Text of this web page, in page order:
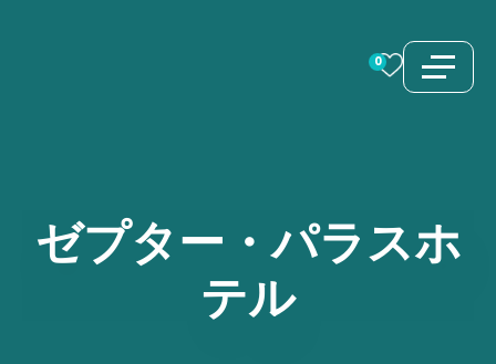
0
ゼプター・パラスホ
テル